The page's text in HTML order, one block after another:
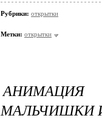
Рубрики: открытки
Метки: открытки
МАЛЬЧИШКИ